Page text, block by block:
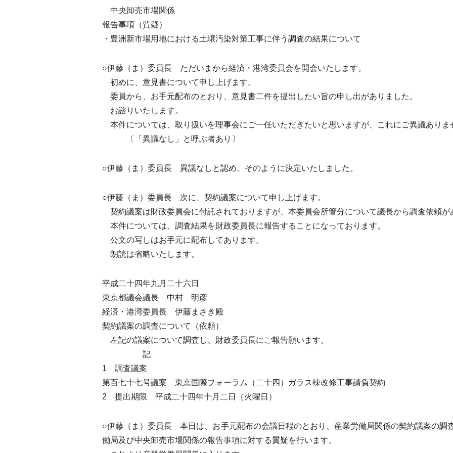
中央卸売市場関係
報告事項（質疑）
・豊洲新市場用地における土壌汚染対策工事に伴う調査の結果について
○伊藤（ま）委員長 ただいまから経済・港湾委員会を開会いたします。
初めに、意見書について申し上げます。
委員から、お手元配布のとおり、意見書二件を提出したい旨の申し出がありました。
お諮りいたします。
本件については、取り扱いを理事会にご一任いただきたいと思いますが、これにご異議ありま
〔「異議なし」と呼ぶ者あり〕
○伊藤（ま）委員長 異議なしと認め、そのように決定いたしました。
○伊藤（ま）委員長 次に、契約議案について申し上げます。
契約議案は財政委員会に付託されておりますが、本委員会所管分について議長から調査依頼が
本件については、調査結果を財政委員長に報告することになっております。
公文の写しはお手元に配布してあります。
朗読は省略いたします。
平成二十四年九月二十六日
東京都議会議長 中村 明彦
経済・港湾委員長 伊藤まさき殿
契約議案の調査について（依頼）
左記の議案について調査し、財政委員長にご報告願います。
記
1 調査議案
第百七十七号議案 東京国際フォーラム（二十四）ガラス棟改修工事請負契約
2 提出期限 平成二十四年十月二日（火曜日）
○伊藤（ま）委員長 本日は、お手元配布の会議日程のとおり、産業労働局関係の契約議案の調
働局及び中央卸売市場関係の報告事項に対する質疑を行います。